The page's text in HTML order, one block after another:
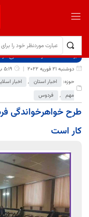
برگ نخست نوشته‌ها
طرح
دوشنبه 21 فوریه 2022
5:19 ب.ظ
حوزه:
اخبار استان , اخبار
مهم , فردوس
طرح خواهرخواندگی
کار است